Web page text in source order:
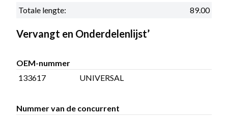
Totale lengte:
89.00
Vervangt en Onderdelenlijst’
OEM-nummer
133617
UNIVERSAL
Nummer van de concurrent